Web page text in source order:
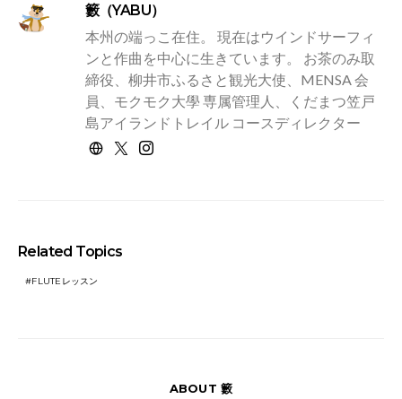
籔（YABU）
本州の端っこ在住。 現在はウインドサーフィ
ンと作曲を中心に生きています。 お茶のみ取
締役、柳井市ふるさと観光大使、MENSA 会
員、モクモク大學 専属管理人、くだまつ笠戸
島アイランドトレイル コースディレクター
Related Topics
FLUTEレッスン
ABOUT 籔